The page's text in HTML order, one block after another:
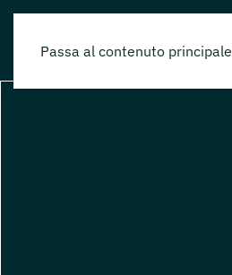
Passa al contenuto principale